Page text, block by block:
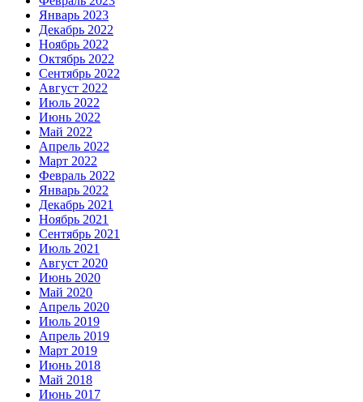
Январь 2023
Декабрь 2022
Ноябрь 2022
Октябрь 2022
Сентябрь 2022
Август 2022
Июль 2022
Июнь 2022
Май 2022
Апрель 2022
Март 2022
Февраль 2022
Январь 2022
Декабрь 2021
Ноябрь 2021
Сентябрь 2021
Июль 2021
Август 2020
Июнь 2020
Май 2020
Апрель 2020
Июль 2019
Апрель 2019
Март 2019
Июнь 2018
Май 2018
Июнь 2017